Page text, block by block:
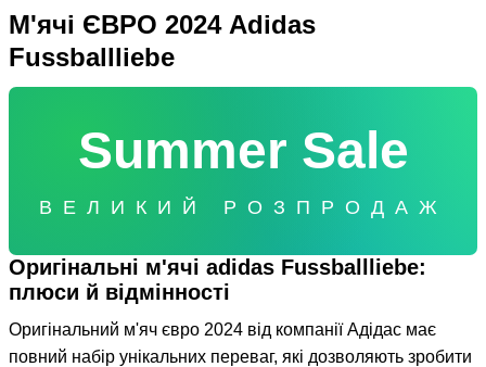
М'ячі ЄВРО 2024 Adidas
Fussballliebe
Summer Sale
ВЕЛИКИЙ РОЗПРОДАЖ
Оригінальні м'ячі adidas Fussballliebe:
плюси й відмінності
Оригінальний м'яч євро 2024 від компанії Адідас має
повний набір унікальних переваг, які дозволяють зробити